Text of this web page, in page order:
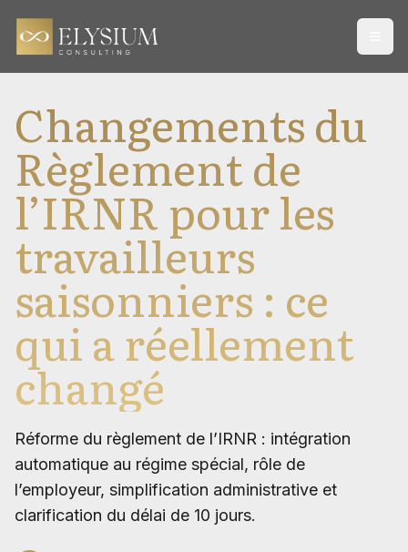
Changements du
Règlement de
l’IRNR pour les
travailleurs
saisonniers : ce
qui a réellement
changé
Réforme du règlement de l’IRNR : intégration
automatique au régime spécial, rôle de
l’employeur, simplification administrative et
clarification du délai de 10 jours.